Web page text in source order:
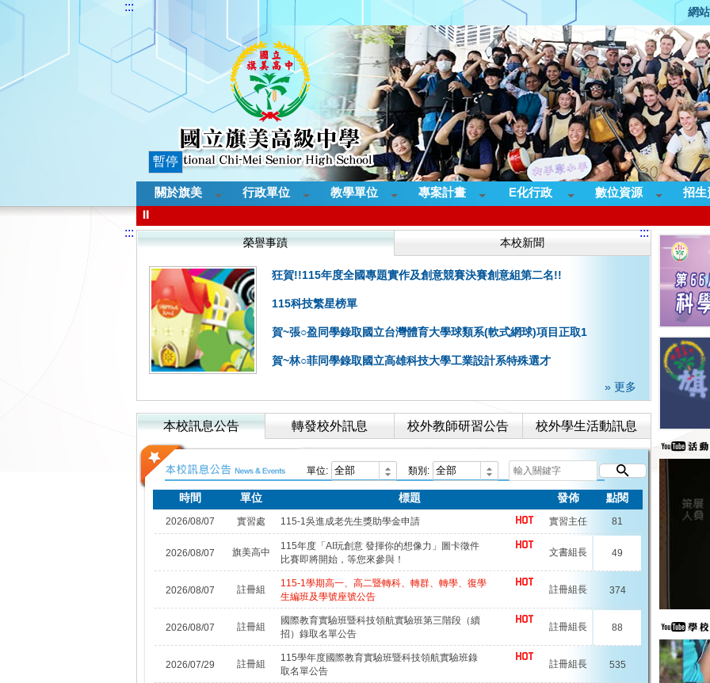
::: 網
暫停
關於旗美 行政單位 教學單位 專案計畫 E化行政 數位資源
招生
⏸
:::
榮譽事蹟 本校新聞
狂賀!!115年度全國專題實作及創意競賽決賽創意組第二名!!
115科技繁星榜單
賀~張○盈同學錄取國立台灣體育大學球類系(軟式網球)項目正取1
賀~林○菲同學錄取國立高雄科技大學工業設計系特殊選才
» 更多
本校訊息公告 轉發校外訊息 校外教師研習公告 校外學生活動訊息
單位: 類別:
時間 單位 標題 發佈 點閱
2026/08/07 實習處 115-1吳進成老先生獎助學金申請 實習主任 81
2026/08/07 旗美高中
115年度「AI玩創意 發揮你的想像力」圖卡徵件
比賽即將開始，等您來參與！
文書組長 49
2026/08/07 註冊組
115-1學期高一、高二暨轉科、轉群、轉學、復學
生編班及學號座號公告
註冊組長 374
2026/08/07 註冊組
國際教育實驗班暨科技領航實驗班第三階段（續
招）錄取名單公告
註冊組長 88
2026/07/29 註冊組
115學年度國際教育實驗班暨科技領航實驗班錄
取名單公告
註冊組長 535
:::